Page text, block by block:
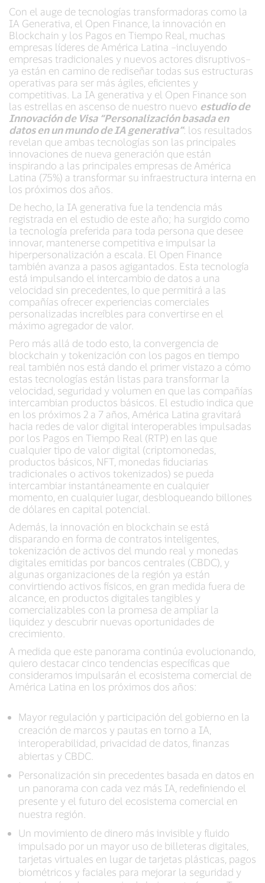
Con el auge de tecnologías transformadoras como la
IA Generativa, el Open Finance, la innovación en
Blockchain y los Pagos en Tiempo Real, muchas
empresas líderes de América Latina –incluyendo
empresas tradicionales y nuevos actores disruptivos–
ya están en camino de rediseñar todas sus estructuras
operativas para ser más ágiles, eficientes y
competitivas. La IA generativa y el Open Finance son
las estrellas en ascenso de nuestro nuevo estudio de
Innovación de Visa “Personalización basada en
datos en un mundo de IA generativa”: los resultados
revelan que ambas tecnologías son las principales
innovaciones de nueva generación que están
inspirando a las principales empresas de América
Latina (75%) a transformar su infraestructura interna en
los próximos dos años.
De hecho, la IA generativa fue la tendencia más
registrada en el estudio de este año; ha surgido como
la tecnología preferida para toda persona que desee
innovar, mantenerse competitiva e impulsar la
hiperpersonalización a escala. El Open Finance
también avanza a pasos agigantados. Esta tecnología
está impulsando el intercambio de datos a una
velocidad sin precedentes, lo que permitirá a las
compañías ofrecer experiencias comerciales
personalizadas increíbles para convertirse en el
máximo agregador de valor.
Pero más allá de todo esto, la convergencia de
blockchain y tokenización con los pagos en tiempo
real también nos está dando el primer vistazo a cómo
estas tecnologías están listas para transformar la
velocidad, seguridad y volumen en que las compañías
intercambian productos básicos. El estudio indica que
en los próximos 2 a 7 años, América Latina gravitará
hacia redes de valor digital interoperables impulsadas
por los Pagos en Tiempo Real (RTP) en las que
cualquier tipo de valor digital (criptomonedas,
productos básicos, NFT, monedas fiduciarias
tradicionales o activos tokenizados) se pueda
intercambiar instantáneamente en cualquier
momento, en cualquier lugar, desbloqueando billones
de dólares en capital potencial.
Además, la innovación en blockchain se está
disparando en forma de contratos inteligentes,
tokenización de activos del mundo real y monedas
digitales emitidas por bancos centrales (CBDC), y
algunas organizaciones de la región ya están
convirtiendo activos físicos, en gran medida fuera de
alcance, en productos digitales tangibles y
comercializables con la promesa de ampliar la
liquidez y descubrir nuevas oportunidades de
crecimiento.
A medida que este panorama continúa evolucionando,
quiero destacar cinco tendencias específicas que
consideramos impulsarán el ecosistema comercial de
América Latina en los próximos dos años:
Mayor regulación y participación del gobierno en la
creación de marcos y pautas en torno a IA,
interoperabilidad, privacidad de datos, finanzas
abiertas y CBDC.
Personalización sin precedentes basada en datos en
un panorama con cada vez más IA, redefiniendo el
presente y el futuro del ecosistema comercial en
nuestra región.
Un movimiento de dinero más invisible y fluido
impulsado por un mayor uso de billeteras digitales,
tarjetas virtuales en lugar de tarjetas plásticas, pagos
biométricos y faciales para mejorar la seguridad y